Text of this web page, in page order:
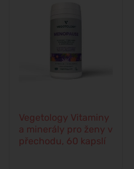
Vegetology Vitaminy
a minerály pro ženy v
přechodu, 60 kapslí